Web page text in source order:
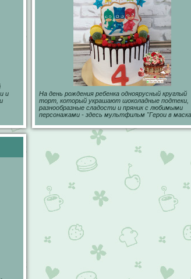
и
На день рождения ребенка одноярусный круглый
торт, который украшают шоколадные подтеки,
разнообразные сладости и пряник с любимыми
персонажами - здесь мультфильм "Герои в